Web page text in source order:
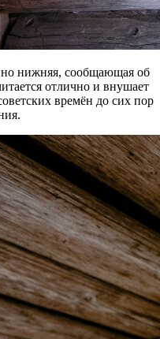
но нижняя, сообщающая об
отлично и внушает
времён до сих пор